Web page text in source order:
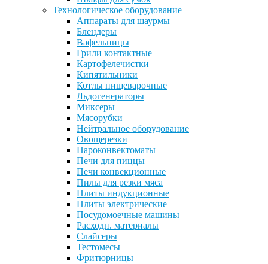
Технологическое оборудование
Аппараты для шаурмы
Блендеры
Вафельницы
Грили контактные
Картофелечистки
Кипятильники
Котлы пищеварочные
Льдогенераторы
Миксеры
Мясорубки
Нейтральное оборудование
Овощерезки
Пароконвектоматы
Печи для пиццы
Печи конвекционные
Пилы для резки мяса
Плиты индукционные
Плиты электрические
Посудомоечные машины
Расходн. материалы
Слайсеры
Тестомесы
Фритюрницы